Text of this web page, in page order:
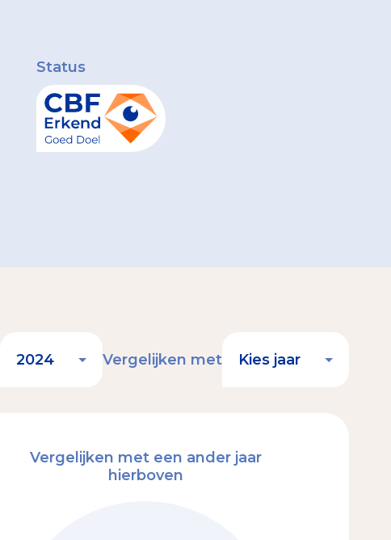
Status
Vergelijken met
Vergelijken met een ander jaar
hierboven